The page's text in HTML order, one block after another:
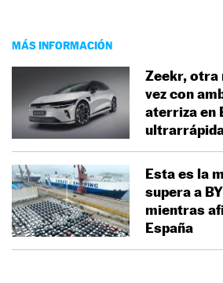
MÁS INFORMACIÓN
Zeekr, otra
vez con
aterriza en
Esta es la
supera a
mientras
España